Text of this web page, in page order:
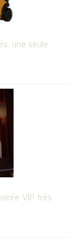
une seule
VIP très